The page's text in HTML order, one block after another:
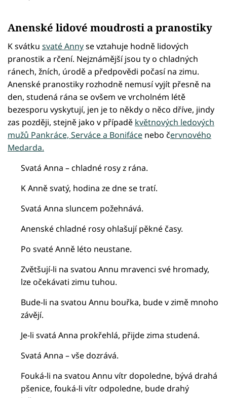
Anenské lidové moudrosti a pranostiky
K svátku svaté Annyse vztahuje hodně lidových
pranostik a rčení. Nejznámější jsou ty o chladných
ránech, žních, úrodě a předpovědi počasí na zimu.
Anenské pranostiky rozhodně nemusí vyjít přesně na
den, studená rána se ovšem ve vrcholném létě
bezesporu vyskytují, jen je to někdy o něco dříve, jindy
zas později, stejně jako v případě květnových ledových
mužů Pankráce, Serváce a Bonifáce nebo červnového
Medarda.
Svatá Anna – chladné rosy z rána.
K Anně svatý, hodina ze dne se tratí.
Svatá Anna sluncem požehnává.
Anenské chladné rosy ohlašují pěkné časy.
Po svaté Anně léto neustane.
Zvětšují-li na svatou Annu mravenci své hromady,
lze očekávati zimu tuhou.
Bude-li na svatou Annu bouřka, bude v zimě mnoho
závějí.
Je-li svatá Anna prokřehlá, přijde zima studená.
Svatá Anna – vše dozrává.
Fouká-li na svatou Annu vítr dopoledne, bývá drahá
pšenice, fouká-li vítr odpoledne, bude drahý